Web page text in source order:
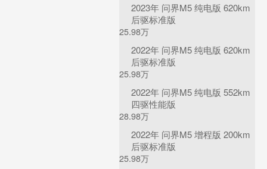
2023年 问界M5 纯电版 620km
后驱标准版
25.98万
2022年 问界M5 纯电版 620km
后驱标准版
25.98万
2022年 问界M5 纯电版 552km
四驱性能版
28.98万
2022年 问界M5 增程版 200km
后驱标准版
25.98万